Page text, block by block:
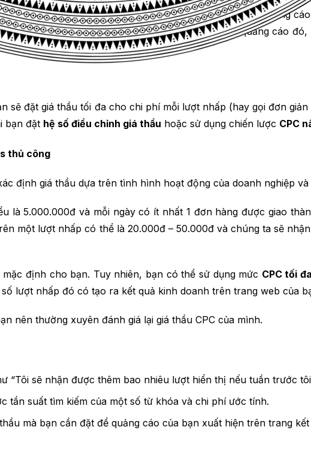
của Google Ads, bạn chỉ trả tiền cho “không gian biển quảng
xem quảng cáo của bạn và có 3 người nhấp vào quảng cáo
sẽ đặt giá thầu tối đa cho chi phí mỗi lượt nhấp (hay gọi đơn giản
bạn đặt hệ số điều chỉnh giá thầu hoặc sử dụng chiến lược CPC
thủ công
định giá thầu dựa trên tình hình hoạt động của doanh nghiệp
là 5.000.000đ và mỗi ngày có ít nhất 1 đơn hàng được giao
một lượt nhấp có thể là 20.000đ – 50.000đ và chúng ta sẽ
định cho bạn. Tuy nhiên, bạn có thể sử dụng mức CPC tối đa
lượt nhấp đó có tạo ra kết quả kinh doanh trên trang web của
nên thường xuyên đánh giá lại giá thầu CPC của mình.
“Tôi sẽ nhận được thêm bao nhiêu lượt hiển thị nếu tuần trước
tần suất tìm kiếm của một số từ khóa và chi phí ước tính.
mà bạn cần đặt để quảng cáo của bạn xuất hiện trên trang